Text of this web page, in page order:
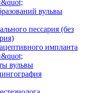
вульвы
пессария (без
импланта
вульвы